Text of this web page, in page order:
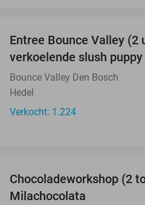
Entree Bounce Valley (2
verkoelende slush puppy
Bounce Valley Den Bosch
Hedel
Verkocht: 1.224
Chocoladeworkshop (2
Milachocolata